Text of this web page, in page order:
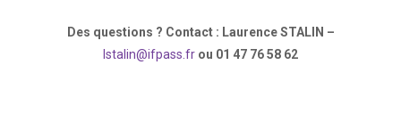
Des questions ? Contact : Laurence STALIN –
lstalin@ifpass.fr ou 01 47 76 58 62